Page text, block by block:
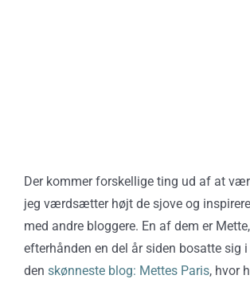
Der kommer forskellige ting ud af at
jeg værdsætter højt de sjove og
med andre bloggere. En af dem er
efterhånden en del år siden bosatte sig
den skønneste blog: Mettes Paris, hvor